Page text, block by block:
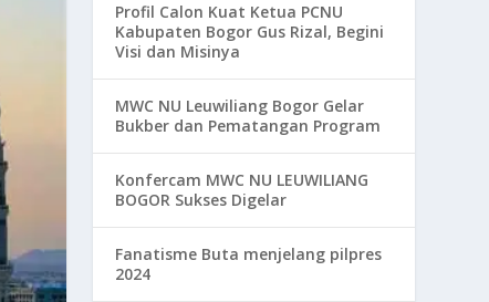
Profil Calon Kuat Ketua PCNU
Kabupaten Bogor Gus Rizal, Begini
Visi dan Misinya
MWC NU Leuwiliang Bogor Gelar
Bukber dan Pematangan Program
Konfercam MWC NU LEUWILIANG
BOGOR Sukses Digelar
Fanatisme Buta menjelang pilpres
2024